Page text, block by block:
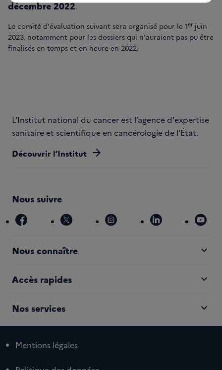
décembre 2022.
Le comité d'évaluation suivant sera organisé pour le 1er juin
2023, notamment pour les dossiers qui n'auraient pas pu être
finalisés en temps et en heure en 2022.
L'Institut national du cancer est l’agence d'expertise
sanitaire et scientifique en cancérologie de l’État.
Découvrir l’Institut arrow_forward
Nous suivre
facebook x instagram linkedin
Nous connaître expand_more
Accès rapides expand_more
Nos services expand_more
Mentions légales